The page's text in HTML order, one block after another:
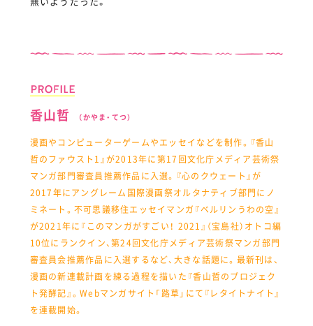
香山哲 （かやま・てつ）
漫画やコンピューターゲームやエッセイなどを制作。『香山
哲のファウスト1』が2013年に第17回文化庁メディア芸術祭
マンガ部門審査員推薦作品に入選。『心のクウェート』が
2017年にアングレーム国際漫画祭オルタナティブ部門にノ
ミネート。不可思議移住エッセイマンガ『ベルリンうわの空』
が2021年に『このマンガがすごい！ 2021』（宝島社）オトコ編
10位にランクイン、第24回文化庁メディア芸術祭マンガ部門
審査員会推薦作品に入選するなど、大きな話題に。最新刊は、
漫画の新連載計画を練る過程を描いた『香山哲のプロジェク
ト発酵記』。Webマンガサイト「路草」にて『レタイトナイト』
を連載開始。